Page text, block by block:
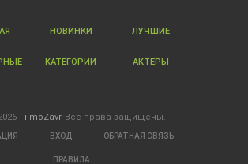
НОВИНКИ ЛУЧШИЕ
КАТЕГОРИИ АКТЕРЫ
FilmoZavr Все права защищены.
ВХОД ОБРАТНАЯ СВЯЗЬ
ПРАВИЛА